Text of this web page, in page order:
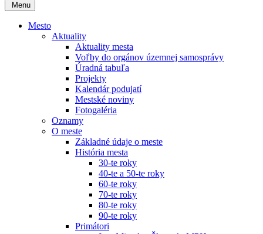
Menu
Mesto
Aktuality
Aktuality mesta
Voľby do orgánov územnej samosprávy
Úradná tabuľa
Projekty
Kalendár podujatí
Mestské noviny
Fotogaléria
Oznamy
O meste
Základné údaje o meste
História mesta
30-te roky
40-te a 50-te roky
60-te roky
70-te roky
80-te roky
90-te roky
Primátori